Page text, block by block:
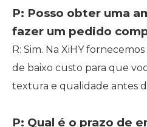
P: Posso obter uma
fazer um pedido
R: Sim. Na XiHY
de baixo custo para que
textura e qualidade antes
P: Qual é o prazo de